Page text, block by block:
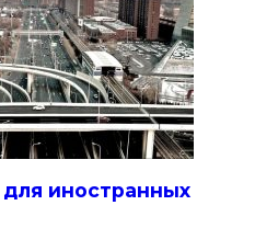
иностранных